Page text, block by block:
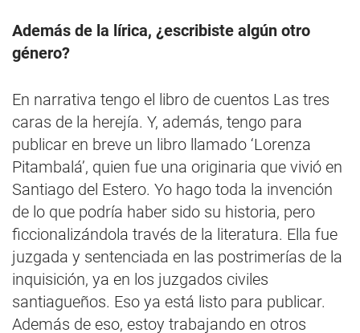
Además de la lírica, ¿escribiste algún otro
género?
En narrativa tengo el libro de cuentos Las tres
caras de la herejía. Y, además, tengo para
publicar en breve un libro llamado ‘Lorenza
Pitambalá’, quien fue una originaria que vivió en
Santiago del Estero. Yo hago toda la invención
de lo que podría haber sido su historia, pero
ficcionalizándola través de la literatura. Ella fue
juzgada y sentenciada en las postrimerías de la
inquisición, ya en los juzgados civiles
santiagueños. Eso ya está listo para publicar.
Además de eso, estoy trabajando en otros